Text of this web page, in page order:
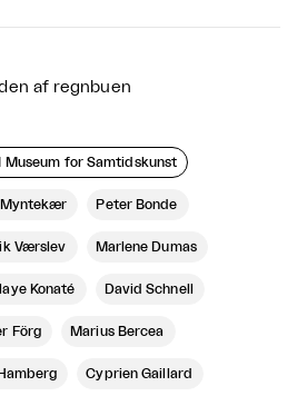
af regnbuen
Museum for Samtidskunst
Peter Bonde
Værslev Marlene Dumas
Konaté David Schnell
Förg Marius Bercea
Cyprien Gaillard